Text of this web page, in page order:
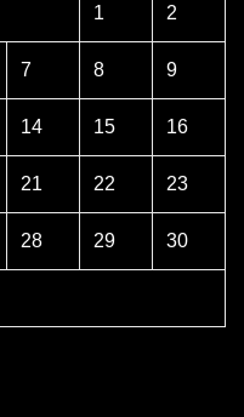
1 2
7 8 9
14 15 16
21 22 23
28 29 30